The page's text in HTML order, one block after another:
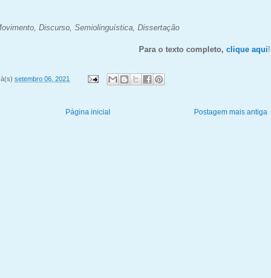
Discurso, Semiolinguística, Dissertação
Para o texto completo, clique aqui!
à(s) setembro 06, 2021
Postagem mais antiga
Página inicial